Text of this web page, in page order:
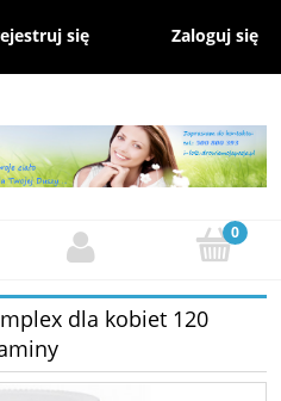
się Zaloguj się
dla kobiet 120